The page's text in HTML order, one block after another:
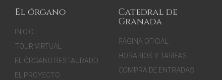
El órgano
INICIO
TOUR VIRTUAL
EL ÓRGANO RESTAURADO
EL PROYECTO
Catedral de
Granada
PÁGINA OFICIAL
HORARIOS Y TARIFAS
COMPRA DE ENTRADAS